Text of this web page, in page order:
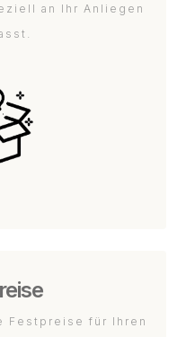
an Ihr Anliegen
Festpreise für Ihren